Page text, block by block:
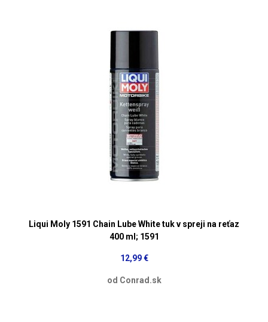
Liqui Moly 1591 Chain Lube White tuk v spreji na reťaz
400 ml; 1591
12,99 €
od Conrad.sk